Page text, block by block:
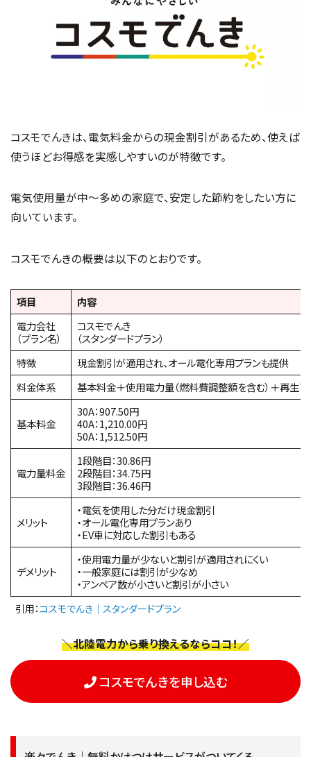
コスモでんきは、電気料金からの現金割引があるため、使えば
使うほどお得感を実感しやすいのが特徴です。
電気使用量が中～多めの家庭で、安定した節約をしたい方に
向いています。
コスモでんきの概要は以下のとおりです。
項目
内容
電力会社
（プラン名）
コスモでんき
（スタンダードプラン）
特徴
現金割引が適用され、オール電化専用プランも提供
料金体系
基本料金＋使用電力量（燃料費調整額を含む）＋再生
基本料金
30A：907.50円
40A：1,210.00円
50A：1,512.50円
電力量料金
1段階目：30.86円
2段階目：34.75円
3段階目：36.46円
メリット
・電気を使用した分だけ現金割引
・オール電化専用プランあり
・EV車に対応した割引もある
デメリット
・使用電力量が少ないと割引が適用されにくい
・一般家庭には割引が少なめ
・アンペア数が小さいと割引が小さい
引用：コスモでんき｜スタンダードプラン
＼北陸電力から乗り換えるならココ！／
コスモでんきを申し込む